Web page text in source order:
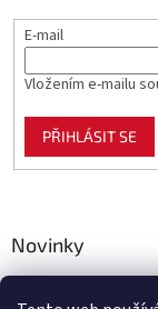
E-mail
Vložením e-mailu
PŘIHLÁSIT SE
Novinky
zahradu, chov i